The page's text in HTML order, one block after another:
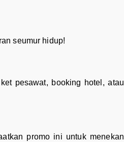
seumur hidup!
pesawat, booking hotel, atau
promo ini untuk menekan